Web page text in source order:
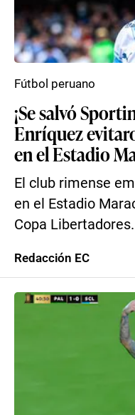
¡Se salvó
Enríquez
en el Estadio
El club rimense
en el Estadio
Copa Libertadores.
Fútbol peruano
Redacción EC